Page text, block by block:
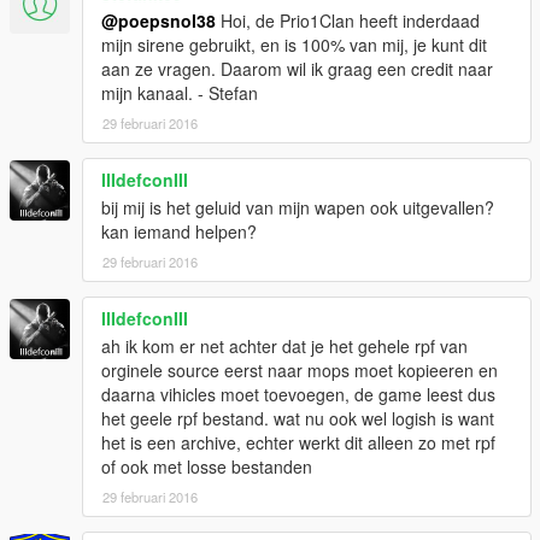
Be sure that for the full Dutch GTA experience, you check out
these other mods
Dutch Paramedic Uniform
Dutch Cop Uniforms
Good Dutch Reskins
@poepsnol38 Hoi, de Prio1Clan heeft inderdaad
mijn sirene gebruikt, en is 100% van mij, je kunt dit
aan ze vragen. Daarom wil ik graag een credit naar
mijn kanaal. - Stefan
29 februari 2016
IIIdefconIII
bij mij is het geluid van mijn wapen ook uitgevallen?
kan iemand helpen?
29 februari 2016
IIIdefconIII
ah ik kom er net achter dat je het gehele rpf van
orginele source eerst naar mops moet kopieeren en
daarna vihicles moet toevoegen, de game leest dus
het geele rpf bestand. wat nu ook wel logish is want
het is een archive, echter werkt dit alleen zo met rpf
of ook met losse bestanden
29 februari 2016